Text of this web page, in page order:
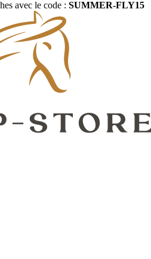
avec le code : SUMMER-FLY15